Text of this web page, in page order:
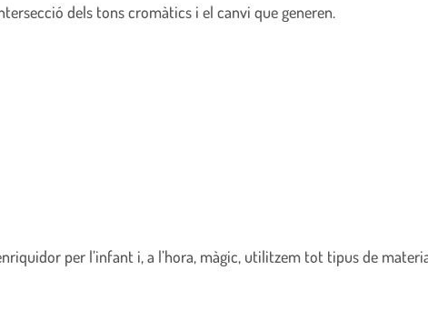
dels tons cromàtics i el canvi que generen.
per l’infant i, a l’hora, màgic, utilitzem tot tipus de